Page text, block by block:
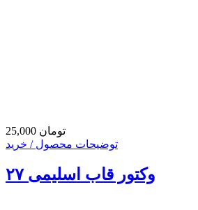
25,000 تومان
توضیحات محصول / خرید
وکتور قاب اسلیمی ۲۷